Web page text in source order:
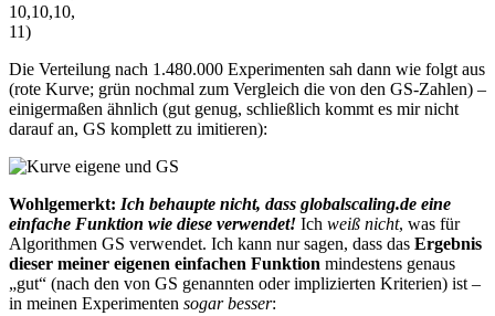
10,10,10,
11)
Die Verteilung nach 1.480.000 Experimenten sah dann wie folgt aus
(rote Kurve; grün nochmal zum Vergleich die von den GS-Zahlen) –
einigermaßen ähnlich (gut genug, schließlich kommt es mir nicht
darauf an, GS komplett zu imitieren):
Wohlgemerkt: Ich behaupte nicht, dass globalscaling.de eine
einfache Funktion wie diese verwendet! Ich weiß nicht, was für
Algorithmen GS verwendet. Ich kann nur sagen, dass das Ergebnis
dieser meiner eigenen einfachen Funktion mindestens genaus
„gut“ (nach den von GS genannten oder implizierten Kriterien) ist –
in meinen Experimenten sogar besser: